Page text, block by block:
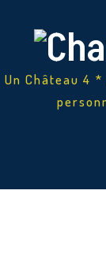
Un Château 4